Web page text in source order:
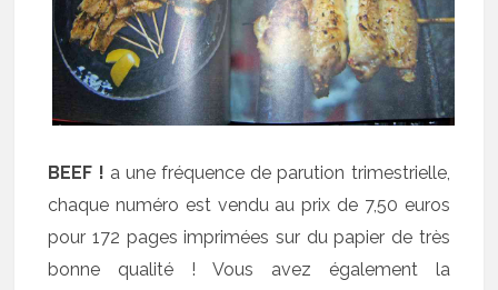
BEEF ! a une fréquence de parution trimestrielle,
chaque numéro est vendu au prix de 7,50 euros
pour 172 pages imprimées sur du papier de très
bonne qualité ! Vous avez également la